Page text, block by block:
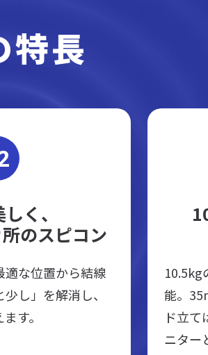
特長
く、
のスピコン
適な位置から結線
し」を解消し、
す。
10.5kg
能。
ド立
ニター